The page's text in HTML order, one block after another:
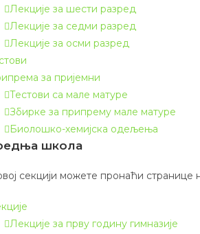
Лекције за шести разред
Лекције за седми разред
Лекције за осми разред
за пријемни
Тестови са мале матуре
Збирке за припрему мале матуре
Биолошко-хемијска одељења
школа
секцији можете пронаћи
Лекције за прву годину гимназије